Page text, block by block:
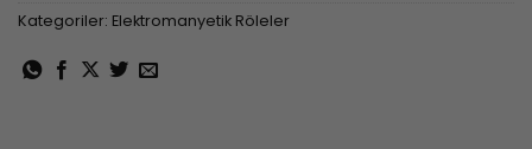
Kategoriler: Elektromanyetik Röleler